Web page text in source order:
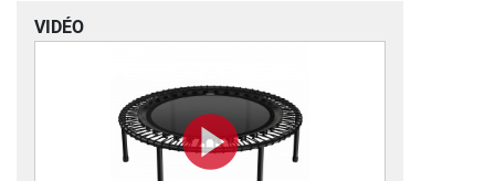
VIDÉO